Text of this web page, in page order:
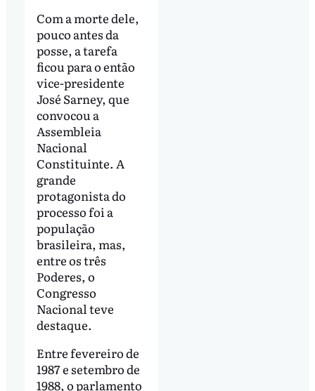
Com a morte dele,
pouco antes da
posse, a tarefa
ficou para o então
vice-presidente
José Sarney, que
convocou a
Assembleia
Nacional
Constituinte. A
grande
protagonista do
processo foi a
população
brasileira, mas,
entre os três
Poderes, o
Congresso
Nacional teve
destaque.
Entre fevereiro de
1987 e setembro de
1988, o parlamento